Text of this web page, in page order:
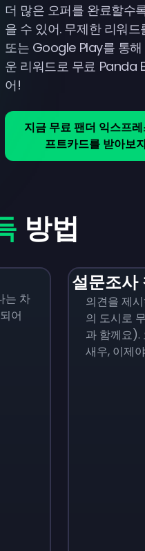
더 많은 오퍼를 완료할수
을 수 있어. 무제한 리워
또는 Google Play를 통
운 리워드로 무료 Panda
어!
지금 무료 팬더 익스프
프트카드를 받아보
방법
는 차
어
설문조사
의견을 제
의 도시로
과 함께요).
새우, 이제